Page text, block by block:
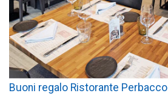
Buoni regalo Ristorante Perbacco